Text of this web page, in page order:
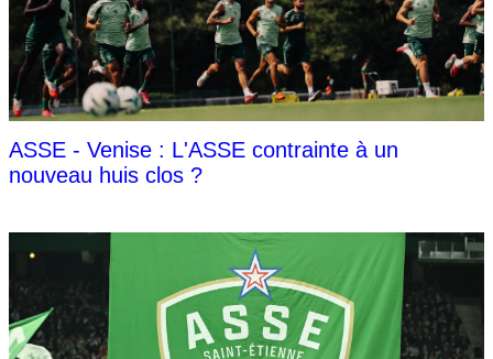
ASSE - Venise : L'ASSE contrainte à un
nouveau huis clos ?